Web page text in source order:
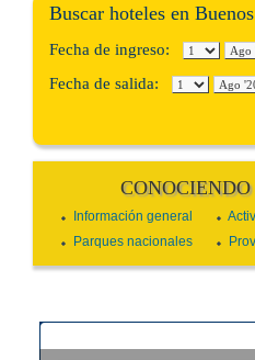
Buscar hoteles en
Fecha de ingreso:
Fecha de salida:
Información general
Parques nacionales